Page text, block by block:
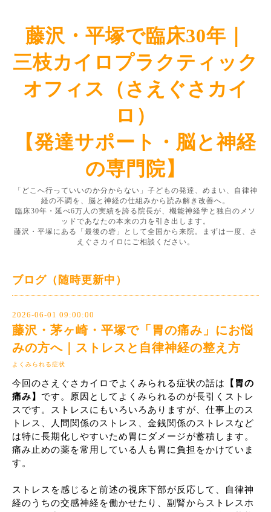
藤沢・平塚で臨床30年｜
三枝カイロプラクティック
オフィス（さえぐさカイ
ロ）
【発達サポート・脳と神経
の専門院】
「どこへ行っていいのか分からない」子どもの発達、めまい、自律神
経の不調を、脳と神経の仕組みから読み解き改善へ。
臨床30年・延べ6万人の実績を誇る院長が、機能神経学と独自のメソ
ッドであなたの本来の力を引き出します。
藤沢・平塚にある「最後の砦」として全国から来院。まずは一度、さ
えぐさカイロにご相談ください。
ブログ（随時更新中）
2026-06-01 09:00:00
藤沢・茅ヶ崎・平塚で「胃の痛み」にお悩
みの方へ｜ストレスと自律神経の整え方
よくみられる症状
今回のさえぐさカイロでよくみられる症状の話は
【胃の
痛み】 です。原因としてよくみられるのが長引くストレ
スです。ストレスにもいろいろありますが、仕事上のス
トレス、人間関係のストレス、金銭関係のストレスなど
は特に長期化しやすいため胃にダメージが蓄積します。
痛み止めの薬を常用している人も胃に負担をかけていま
す。
ストレスを感じると前述の視床下部が反応して、自律神
経のうちの交感神経を働かせたり、副腎からストレスホ